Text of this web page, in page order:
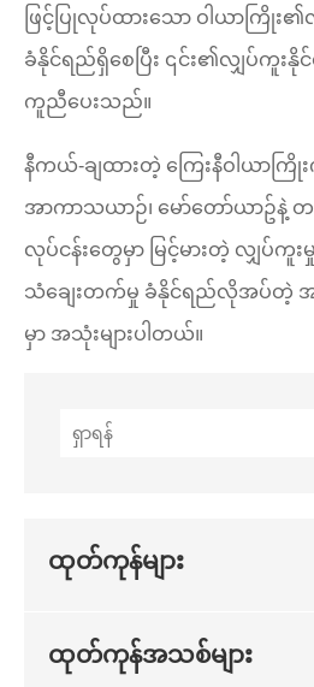
ဖြင့်ပြုလုပ်ထားသော ဝါယာကြိုး၏
ခံနိုင်ရည်ရှိစေပြီး ၎င်း၏လျှပ်ကူးနို
ကူညီပေးသည်။
နီကယ်-ချထားတဲ့ ကြေးနီဝါယာက
အာကာသယာဉ်၊ မော်တော်ယာဥ်
လုပ်ငန်းတွေမှာ မြင့်မားတဲ့ လျှပ်ကူးမှု
သံချေးတက်မှု ခံနိုင်ရည်လိုအပ်တဲ့ အ
မှာ အသုံးများပါတယ်။
ထုတ်ကုန်များ
ထုတ်ကုန်အသစ်များ